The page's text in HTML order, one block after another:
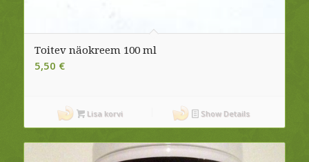
Toitev näokreem 100 ml
5,50 €
Lisa korvi Show Details